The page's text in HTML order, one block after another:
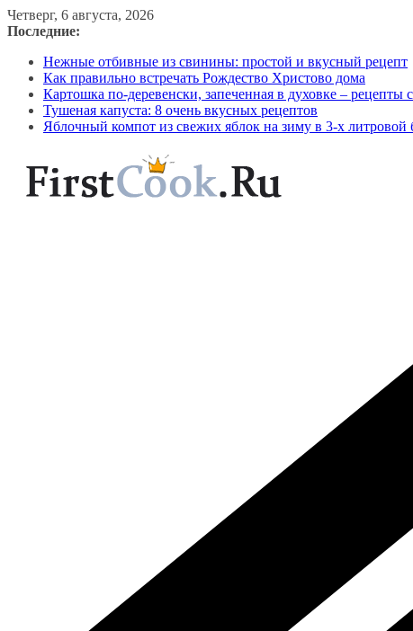
Перейти
к
Четверг, 6 августа, 2026
Последние:
Нежные отбивные из свинины: простой и вкусный рецепт
Как правильно встречать Рождество Христово дома
Картошка по-деревенски, запеченная в духовке – рецепты
Тушеная капуста: 8 очень вкусных рецептов
Яблочный компот из свежих яблок на зиму в 3-х литровой